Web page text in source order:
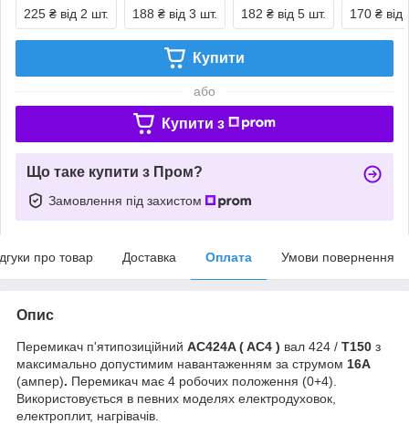
225 ₴ від 2 шт. 188 ₴ від 3 шт. 182 ₴ від 5 шт. 170 ₴ від
Купити
або
Купити з
Що таке купити з Пром?
Замовлення під захистом
про товар Доставка Оплата Умови повернення
Опис
Перемикач п'ятипозиційний AC424A ( AC4 ) вал 424 / Т150 з
максимально допустимим навантаженням за струмом 16А
(ампер). Перемикач має 4 робочих положення (0+4).
Використовується в певних моделях електродуховок,
електроплит, нагрівачів.